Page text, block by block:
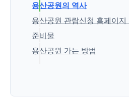
용산공원의 역사
용산공원 관람신청 홈페이지
준비물
용산공원 가는 방법